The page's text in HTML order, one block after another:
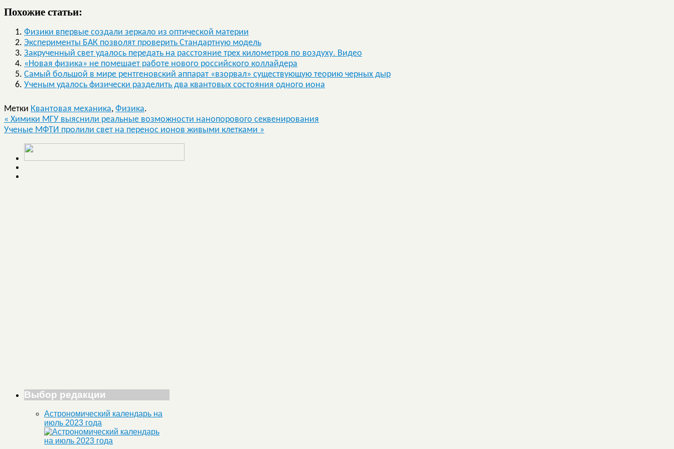
Похожие статьи:
Физики впервые создали зеркало из оптической материи
Эксперименты БАК позволят проверить Стандартную модель
Закрученный свет удалось передать на расстояние трех километров по воздуху. Видео
«Новая физика» не помешает работе нового российского коллайдера
Самый большой в мире рентгеновский аппарат «взорвал» существующую теорию черных дыр
Ученым удалось физически разделить два квантовых состояния одного иона
Метки Квантовая механика, Физика.
« Химики МГУ выяснили реальные возможности нанопорового секвенирования
Ученые МФТИ пролили свет на перенос ионов живыми клетками »
Выбор редакции
Астрономический календарь на
июль 2023 года